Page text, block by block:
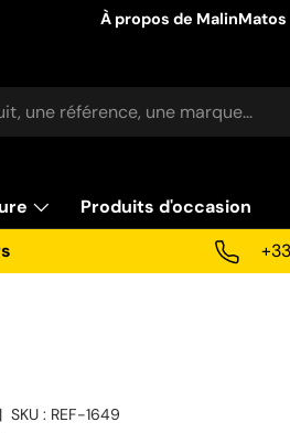
À propos de MalinMatos
Produits d'occasion
|SKU : REF-1649